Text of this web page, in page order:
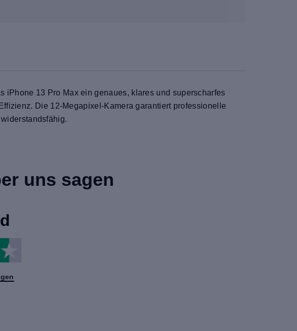
13 Pro Max ein genaues, klares und superscharfes
Die 12-Megapixel-Kamera garantiert professionelle
uns sagen